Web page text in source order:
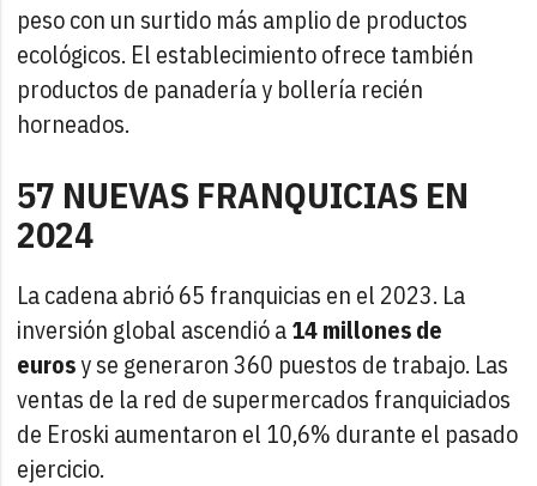
peso con un surtido más amplio de productos
ecológicos. El establecimiento ofrece también
productos de panadería y bollería recién
horneados.
57 NUEVAS FRANQUICIAS EN
2024
La cadena abrió 65 franquicias en el 2023. La
inversión global ascendió a14 millones de
eurosy se generaron 360 puestos de trabajo. Las
ventas de la red de supermercados franquiciados
de Eroski aumentaron el 10,6% durante el pasado
ejercicio.